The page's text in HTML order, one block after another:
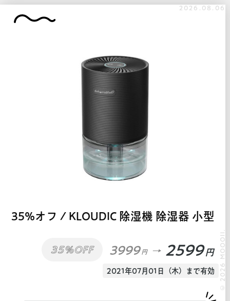
2026.08.06
35%オフ / KLOUDIC 除湿機 除湿器 小型
35%OFF 3999 円 2599 円
2021年07月01日（木）まで有効 © 2026 MOOOII.